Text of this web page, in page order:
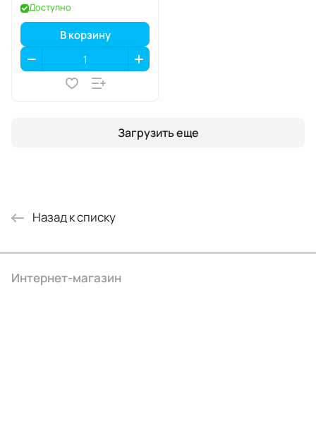
Доступно
В корзину
Загрузить еще
Назад к списку
Интернет-магазин